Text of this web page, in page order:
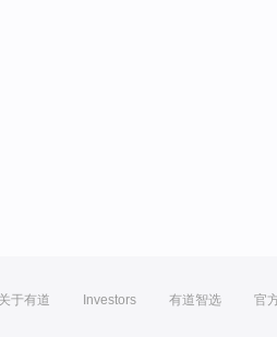
关于有道 Investors 有道智选 官